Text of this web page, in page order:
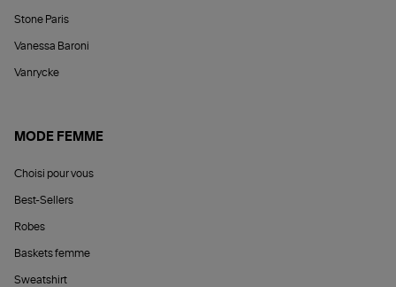
Stone Paris
Vanessa Baroni
Vanrycke
MODE FEMME
Choisi pour vous
Best-Sellers
Robes
Baskets femme
Sweatshirt